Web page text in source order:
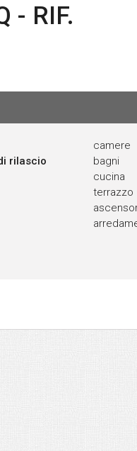
- RIF.
rilascio
camere
bagni
cucina
terrazzo